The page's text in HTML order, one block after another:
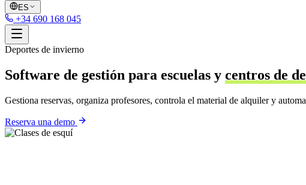
ES
+34 690 168 045
Deportes de invierno
Software de gestión para escuelas y centros de
Gestiona reservas, organiza profesores, controla el material de alquiler y
Reserva una demo